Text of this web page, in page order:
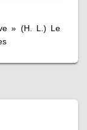
» (H. L.) Le